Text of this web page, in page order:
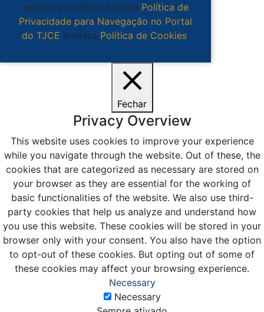
recursos, conforme nossa Política de
Privacidade para Navegação no Portal
do TJCE e nossa Política de Cookies.
Fechar
Privacy Overview
This website uses cookies to improve your experience
while you navigate through the website. Out of these, the
cookies that are categorized as necessary are stored on
your browser as they are essential for the working of
basic functionalities of the website. We also use third-
party cookies that help us analyze and understand how
you use this website. These cookies will be stored in your
browser only with your consent. You also have the option
to opt-out of these cookies. But opting out of some of
these cookies may affect your browsing experience.
Necessary
Necessary